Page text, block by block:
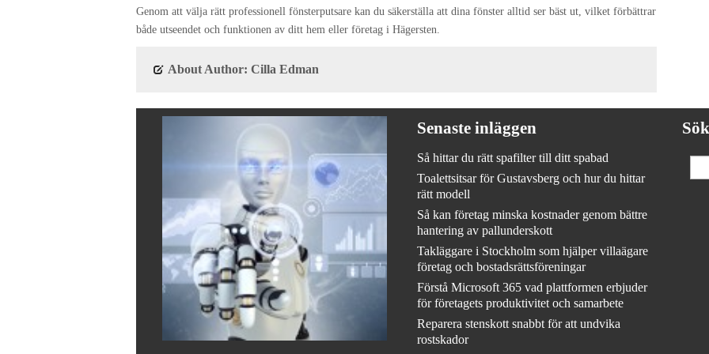
Genom att välja rätt professionell fönsterputsare kan du säkerställa att dina fönster alltid ser bäst ut, vilket förbättrar
både utseendet och funktionen av ditt hem eller företag i Hägersten.
About Author: Cilla Edman
Senaste inläggen
Så hittar du rätt spafilter till ditt spabad
Toalettsitsar för Gustavsberg och hur du hittar
rätt modell
Så kan företag minska kostnader genom bättre
hantering av pallunderskott
Takläggare i Stockholm som hjälper villaägare
företag och bostadsrättsföreningar
Förstå Microsoft 365 vad plattformen erbjuder
för företagets produktivitet och samarbete
Reparera stenskott snabbt för att undvika
rostskador